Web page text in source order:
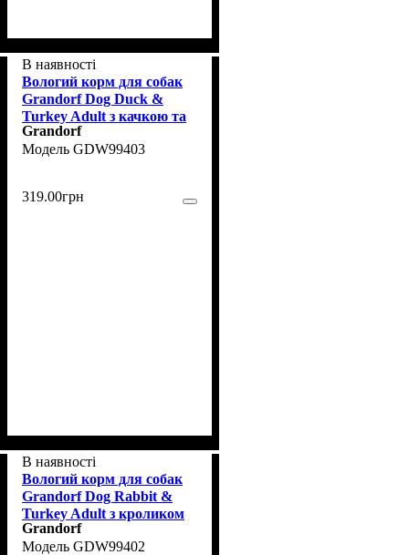
В наявності
Вологий корм для собак
Grandorf Dog Duck &
Turkey Adult з качкою та
індичкою, 400 г
Grandorf
GDW99403
319.00грн
В наявності
Вологий корм для собак
Grandorf Dog Rabbit &
Turkey Adult з кроликом
та індичкою, 400 г
Grandorf
GDW99402